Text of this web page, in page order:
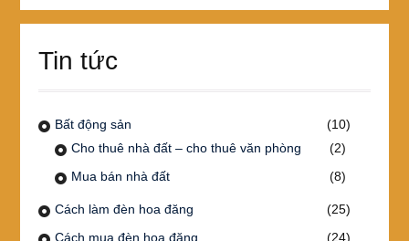
Tin tức
Bất động sản
(10)
Cho thuê nhà đất – cho thuê văn phòng
(2)
Mua bán nhà đất
(8)
Cách làm đèn hoa đăng
(25)
Cách mua đèn hoa đăng
(24)